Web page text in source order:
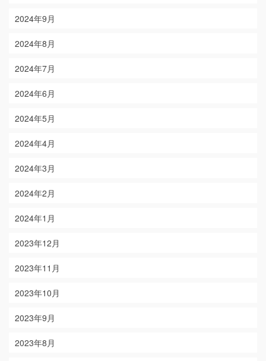
2024年9月
2024年8月
2024年7月
2024年6月
2024年5月
2024年4月
2024年3月
2024年2月
2024年1月
2023年12月
2023年11月
2023年10月
2023年9月
2023年8月